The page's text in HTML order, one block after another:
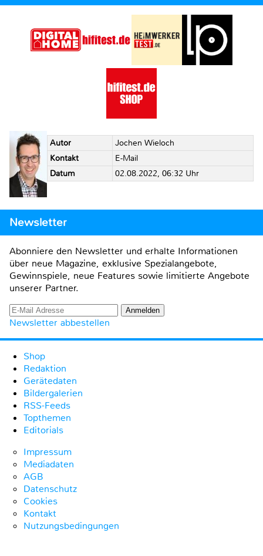
Autor
Jochen Wieloch
Kontakt
E-Mail
Datum
02.08.2022, 06:32 Uhr
Newsletter
Abonniere den Newsletter und erhalte Informationen
über neue Magazine, exklusive Spezialangebote,
Gewinnspiele, neue Features sowie limitierte Angebote
unserer Partner.
Newsletter abbestellen
Shop
Redaktion
Gerätedaten
Bildergalerien
RSS-Feeds
Topthemen
Editorials
Impressum
Mediadaten
AGB
Datenschutz
Cookies
Kontakt
Nutzungsbedingungen